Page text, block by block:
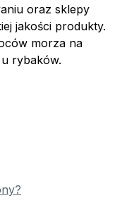
oraz sklepy
jakości produkty.
morza na
rybaków.